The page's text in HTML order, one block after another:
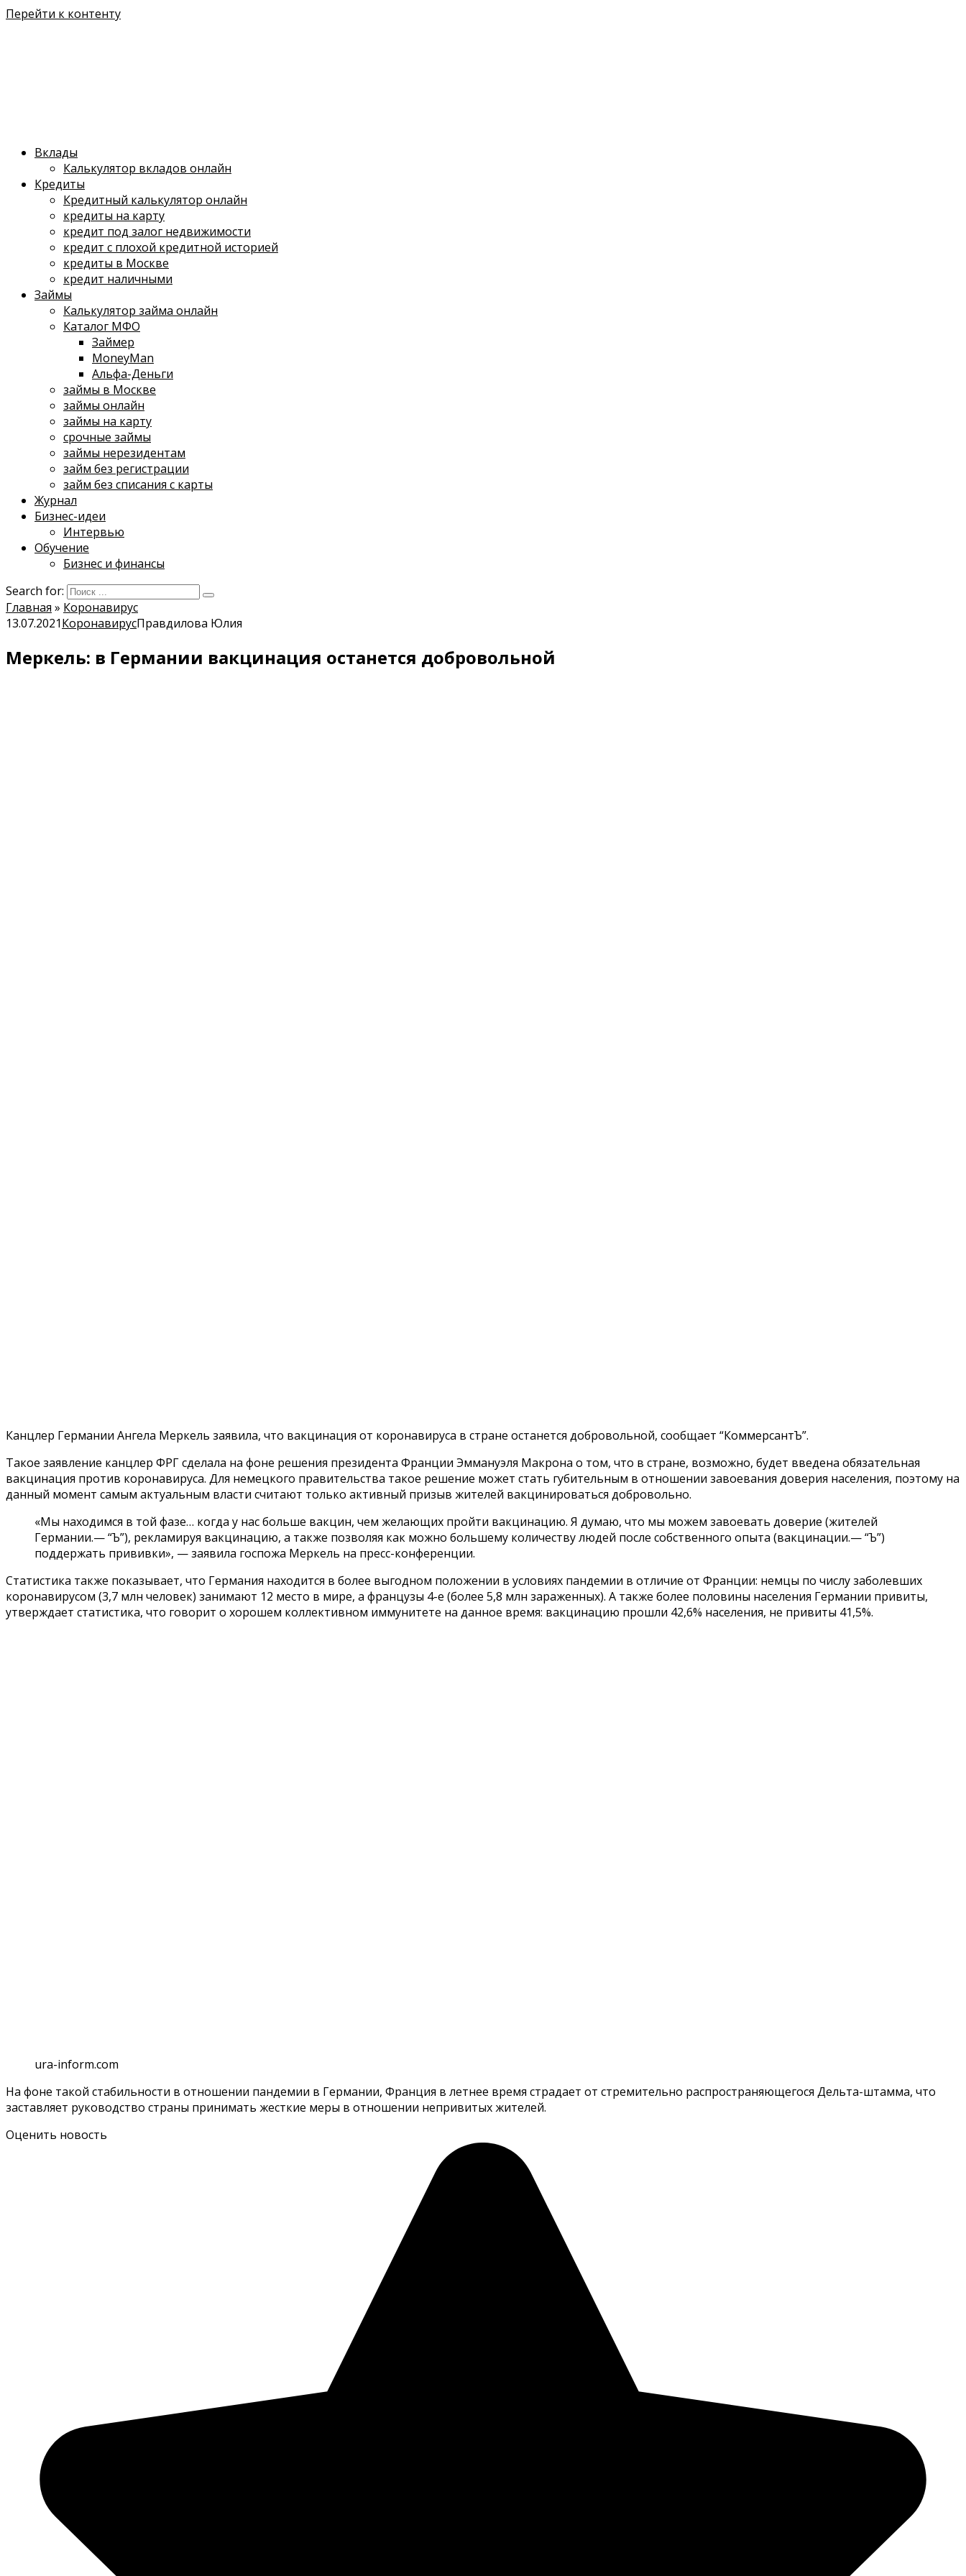
Перейти к контенту
Вклады
Калькулятор вкладов онлайн
Кредиты
Кредитный калькулятор онлайн
кредиты на карту
кредит под залог недвижимости
кредит с плохой кредитной историей
кредиты в Москве
кредит наличными
Займы
Калькулятор займа онлайн
Каталог МФО
Займер
MoneyMan
Альфа-Деньги
займы в Москве
займы онлайн
займы на карту
срочные займы
займы нерезидентам
займ без регистрации
займ без списания с карты
Журнал
Бизнес-идеи
Интервью
Обучение
Бизнес и финансы
Search for:
Главная » Коронавирус
13.07.2021КоронавирусПравдилова Юлия
Меркель: в Германии вакцинация останется добровольной
Канцлер Германии Ангела Меркель заявила, что вакцинация от коронавируса в стране останется добровольной, сообщает “КоммерсантЪ”.
Такое заявление канцлер ФРГ сделала на фоне решения президента Франции Эммануэля Макрона о том, что в стране, возможно, будет введена обязательная
вакцинация против коронавируса. Для немецкого правительства такое решение может стать губительным в отношении завоевания доверия населения, поэтому на
данный момент самым актуальным власти считают только активный призыв жителей вакцинироваться добровольно.
«Мы находимся в той фазе… когда у нас больше вакцин, чем желающих пройти вакцинацию. Я думаю, что мы можем завоевать доверие (жителей
Германии.— “Ъ”), рекламируя вакцинацию, а также позволяя как можно большему количеству людей после собственного опыта (вакцинации.— “Ъ”)
поддержать прививки», — заявила госпожа Меркель на пресс-конференции.
Статистика также показывает, что Германия находится в более выгодном положении в условиях пандемии в отличие от Франции: немцы по числу заболевших
коронавирусом (3,7 млн человек) занимают 12 место в мире, а французы 4-е (более 5,8 млн зараженных). А также более половины населения Германии привиты,
утверждает статистика, что говорит о хорошем коллективном иммунитете на данное время: вакцинацию прошли 42,6% населения, не привиты 41,5%.
ura-inform.com
На фоне такой стабильности в отношении пандемии в Германии, Франция в летнее время страдает от стремительно распространяющегося Дельта-штамма, что
заставляет руководство страны принимать жесткие меры в отношении непривитых жителей.
Оценить новость